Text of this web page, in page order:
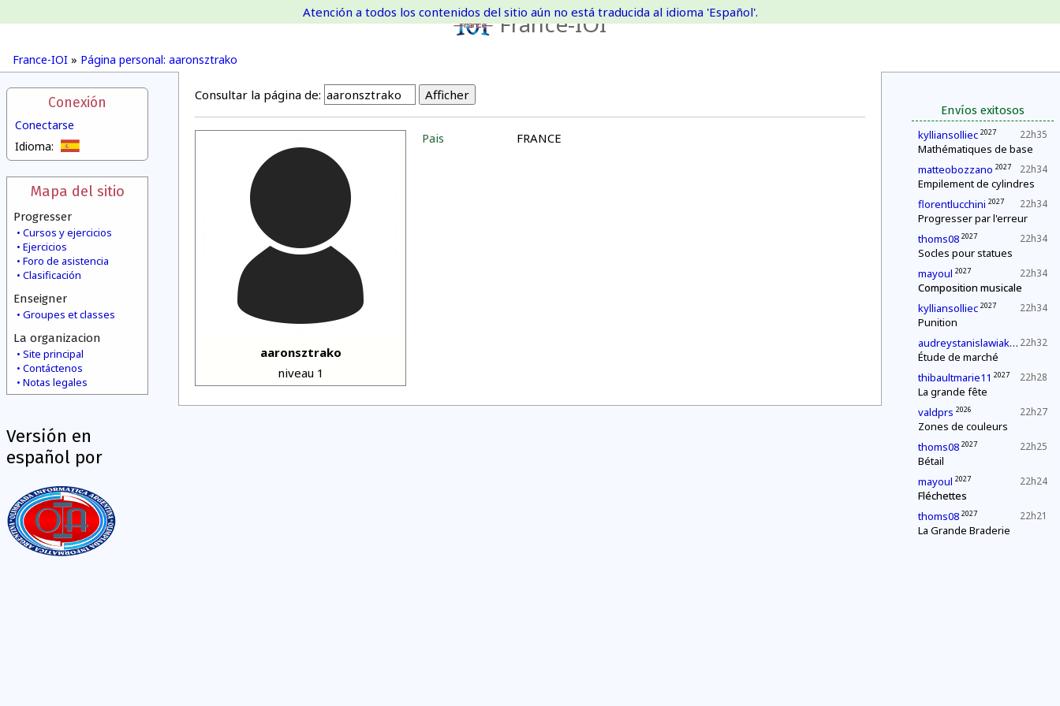
France-IOI
France-IOI » Página personal: aaronsztrako
Atención a todos los contenidos del sitio aún no está traducida al idioma 'Español'.
Conexión
Conectarse
Idioma:
Mapa del sitio
Progresser
Cursos y ejercicios
Ejercicios
Foro de asistencia
Clasificación
Enseigner
Groupes et classes
La organizacion
Site principal
Contáctenos
Notas legales
Versión en
español por
Envíos exitosos
22h35
kylliansolliec 2027
Mathématiques de base
22h34
matteobozzano 2027
Empilement de cylindres
22h34
florentlucchini 2027
Progresser par l'erreur
22h34
thoms08 2027
Socles pour statues
22h34
mayoul 2027
Composition musicale
22h34
kylliansolliec 2027
Punition
22h32
audreystanislawiak2027
Étude de marché
22h28
thibaultmarie11 2027
La grande fête
22h27
valdprs 2026
Zones de couleurs
22h25
thoms08 2027
Bétail
22h24
mayoul 2027
Fléchettes
22h21
thoms08 2027
La Grande Braderie
Consultar la página de:
aaronsztrako
niveau 1
Pais FRANCE